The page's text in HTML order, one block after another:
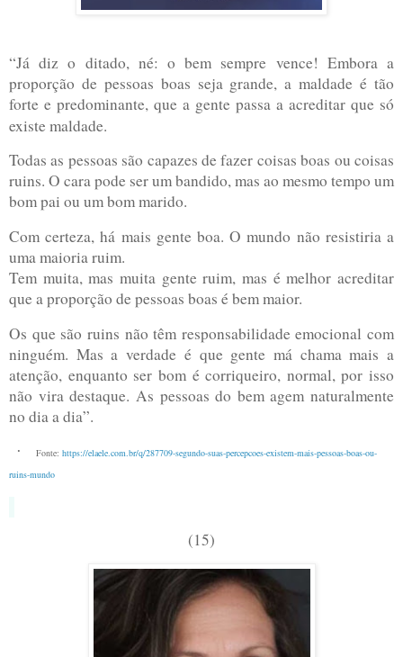
“Já diz o ditado, né: o bem sempre vence! Embora a
proporção de pessoas boas seja grande, a maldade é tão
forte e predominante, que a gente passa a acreditar que só
existe maldade.
Todas as pessoas são capazes de fazer coisas boas ou coisas
ruins. O cara pode ser um bandido, mas ao mesmo tempo um
bom pai ou um bom marido.
Com certeza, há mais gente boa. O mundo não resistiria a
uma maioria ruim.
Tem muita, mas muita gente ruim, mas é melhor acreditar
que a proporção de pessoas boas é bem maior.
Os que são ruins não têm responsabilidade emocional com
ninguém. Mas a verdade é que gente má chama mais a
atenção, enquanto ser bom é corriqueiro, normal, por isso
não vira destaque. As pessoas do bem agem naturalmente
no dia a dia”.
Fonte: https://elaele.com.br/q/287709-segundo-suas-percepcoes-existem-mais-pessoas-boas-ou-
ruins-mundo
(15)